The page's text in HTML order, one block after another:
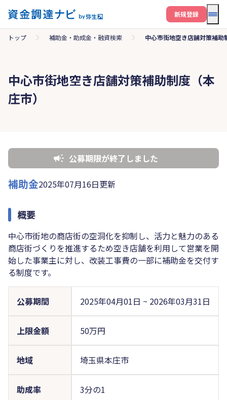
メ
新規登録
トップ 補助金・助成金・融資検索 中心市街地空き店舗対策補助
中心市街地空き店舗対策補助制度（本
庄市）
公募期限が終了しました
補助金2025年07月16日更新
概要
中心市街地の商店街の空洞化を抑制し、活力と魅力のある
商店街づくりを推進するため空き店舗を利用して営業を開
始した事業主に対し、改装工事費の一部に補助金を交付す
る制度です。
公募期間 2025年04月01日 ~ 2026年03月31日
上限金額 50万円
地域 埼玉県本庄市
助成率 3分の1